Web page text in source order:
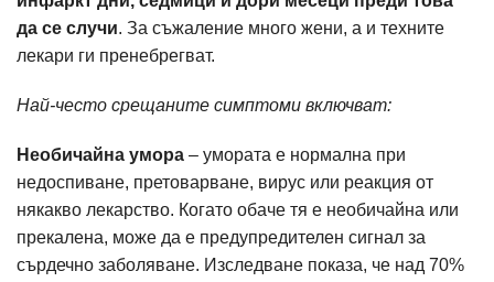
да се случи. За съжаление много жени, а и техните
лекари ги пренебрегват.
Най-често срещаните симптоми включват:
Необичайна умора – умората е нормална при
недоспиване, претоварване, вирус или реакция от
някакво лекарство. Когато обаче тя е необичайна или
прекалена, може да е предупредителен сигнал за
сърдечно заболяване. Изследване показа, че над 70%